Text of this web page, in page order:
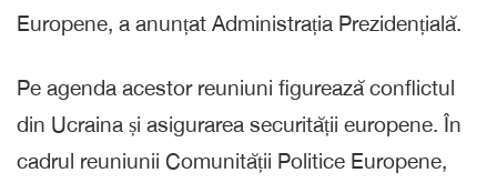
Europene, a anunțat Administrația Prezidențială.
Pe agenda acestor reuniuni figurează conflictul
din Ucraina și asigurarea securității europene. În
cadrul reuniunii Comunității Politice Europene,